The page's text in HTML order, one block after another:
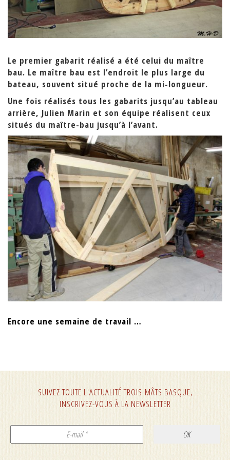
Le premier gabarit réalisé a été celui du maître
bau. Le maître bau est l’endroit le plus large du
bateau, souvent situé proche de la mi-longueur.
Une fois réalisés tous les gabarits jusqu’au tableau
arrière, Julien Marin et son équipe réalisent ceux
situés du maître-bau jusqu’à l’avant.
Encore une semaine de travail …
SUIVEZ TOUTE L'ACTUALITÉ TROIS-MÂTS BASQUE,
INSCRIVEZ-VOUS À LA NEWSLETTER